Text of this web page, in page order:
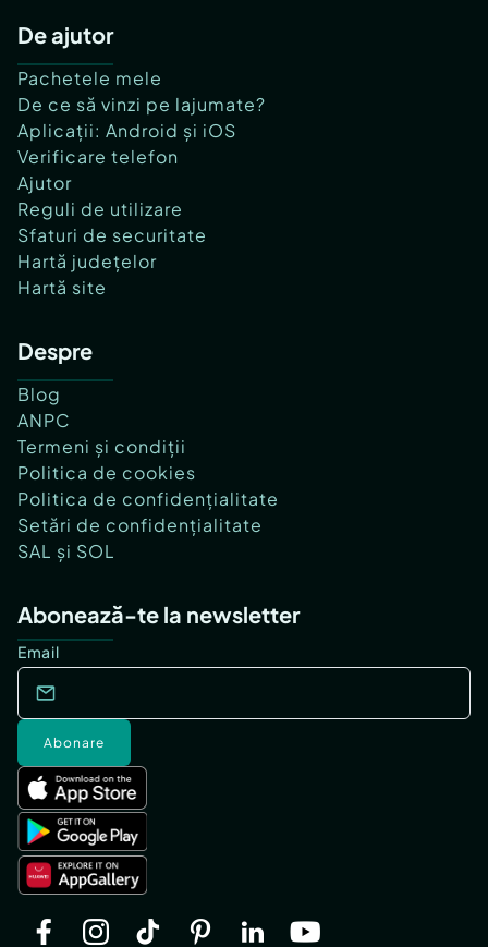
De ajutor
Pachetele mele
De ce să vinzi pe lajumate?
Aplicații: Android și iOS
Verificare telefon
Ajutor
Reguli de utilizare
Sfaturi de securitate
Hartă județelor
Hartă site
Despre
Blog
ANPC
Termeni și condiții
Politica de cookies
Politica de confidențialitate
Setări de confidențialitate
SAL și SOL
Abonează-te la newsletter
Email
Abonare